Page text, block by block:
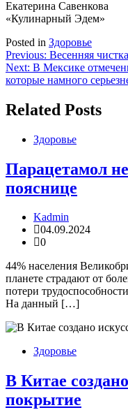
Екатерина Савенкова
«Кулинарный Эдем»
Posted in Здоровье
Навигация
по
Previous: Весенняя чистка
Next: В Мексике
которые намного
Related Posts
Здоровье
Парацетамол
пояснице
Kadmin
04.09.2024
0
44% населения
планете страдают от
потери
На данный […]
Здоровье
В Китае
покрытие